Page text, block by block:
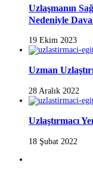
Uzlaşmanın
Nedeniyle
19 Ekim 2023
Uzman
28 Aralık 2022
Uzlaştırmacı
18 Şubat 2022